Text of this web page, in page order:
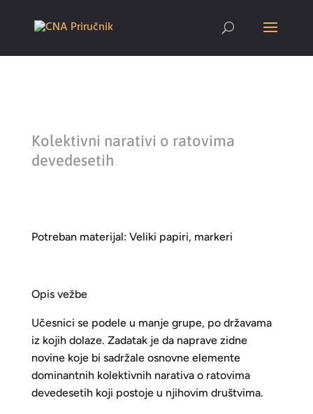
Kolektivni narativi o ratovima
devedesetih
Potreban materijal: Veliki papiri, markeri
Opis vežbe
Učesnici se podele u manje grupe, po državama
iz kojih dolaze. Zadatak je da naprave zidne
novine koje bi sadržale osnovne elemente
dominantnih kolektivnih narativa o ratovima
devedesetih koji postoje u njihovim društvima.